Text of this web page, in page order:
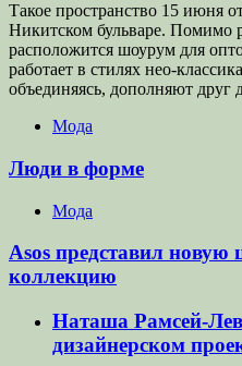
Такое пространство 15 июня
Никитском бульваре. Помимо
расположится шоурум для
работает в стилях нео-
объединяясь, дополняют
Мода
Люди в форме
Мода
Asos представил
коллекцию
Наташа Рамсей-
дизайнерском